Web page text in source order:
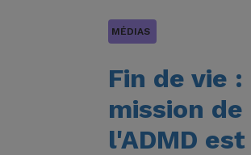
MÉDIAS
Fin de vie
mission de
l'ADMD est